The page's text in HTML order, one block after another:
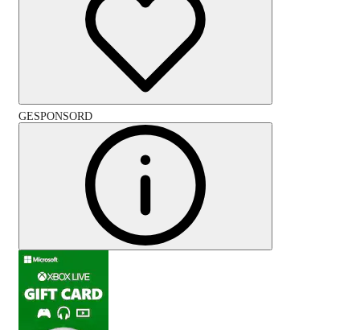
GESPONSORD